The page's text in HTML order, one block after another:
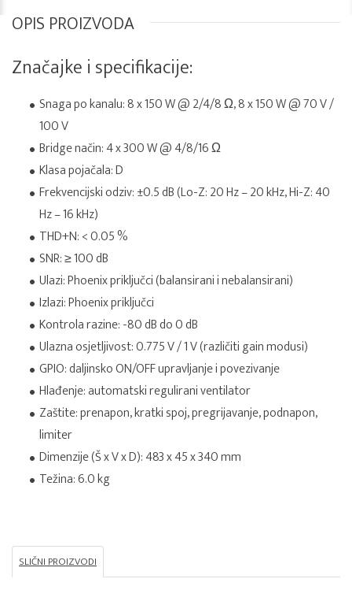
OPIS PROIZVODA
Značajke i specifikacije:
Snaga po kanalu: 8 x 150 W @ 2/4/8 Ω, 8 x 150 W @ 70 V /
100 V
Bridge način: 4 x 300 W @ 4/8/16 Ω
Klasa pojačala: D
Frekvencijski odziv: ±0.5 dB (Lo-Z: 20 Hz – 20 kHz, Hi-Z: 40
Hz – 16 kHz)
THD+N: < 0.05 %
SNR: ≥ 100 dB
Ulazi: Phoenix priključci (balansirani i nebalansirani)
Izlazi: Phoenix priključci
Kontrola razine: -80 dB do 0 dB
Ulazna osjetljivost: 0.775 V / 1 V (različiti gain modusi)
GPIO: daljinsko ON/OFF upravljanje i povezivanje
Hlađenje: automatski regulirani ventilator
Zaštite: prenapon, kratki spoj, pregrijavanje, podnapon,
limiter
Dimenzije (Š x V x D): 483 x 45 x 340 mm
Težina: 6.0 kg
SLIČNI PROIZVODI